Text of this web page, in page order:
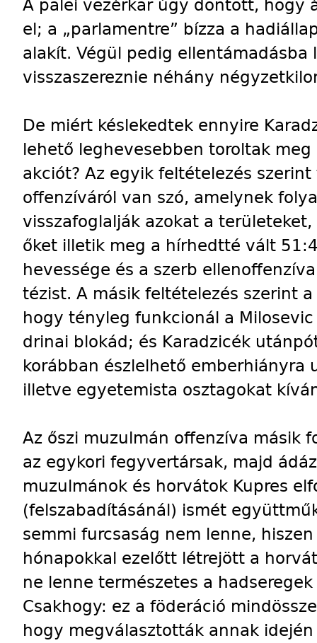
A palei vezérkar úgy döntött, hogy
el; a „parlamentre” bízza a
alakít. Végül pedig ellentámadásba
visszaszereznie néhány
De miért késlekedtek ennyire
lehető leghevesebben toroltak
akciót? Az egyik feltételezés
offenzíváról van szó, amelynek
visszafoglalják azokat a
őket illetik meg a hírhedtté vált
hevessége és a szerb
tézist. A másik feltételezés szerint
hogy tényleg funkcionál a
drinai blokád; és Karadzicék
korábban észlelhető emberhiányra
illetve egyetemista osztagokat
Az őszi muzulmán offenzíva másik
az egykori fegyvertársak, majd
muzulmánok és horvátok Kupres
(felszabadításánál) ismét
semmi furcsaság nem lenne,
hónapokkal ezelőtt létrejött a
ne lenne természetes a
Csakhogy: ez a föderáció
hogy megválasztották annak